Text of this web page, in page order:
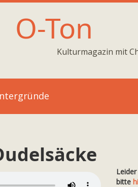
O-Ton
Kulturmagazin mit
bitte